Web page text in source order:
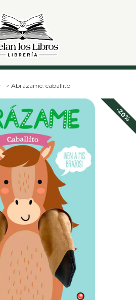
Abrázame: caballito
-20%